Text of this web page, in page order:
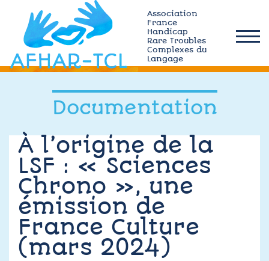
content
afhar-
tcl
Association
France
Handicap
Rare Troubles
Complexes du
Langage
Qui sommes-nous ?
Plateforme MÉMO
Ressources TCL
Adhérez
Documentation
À l’origine de la
LSF : « Sciences
Chrono », une
émission de
France Culture
(mars 2024)